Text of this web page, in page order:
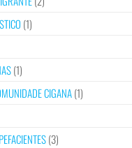
(1)
(1)
CIGANA(1)
(3)